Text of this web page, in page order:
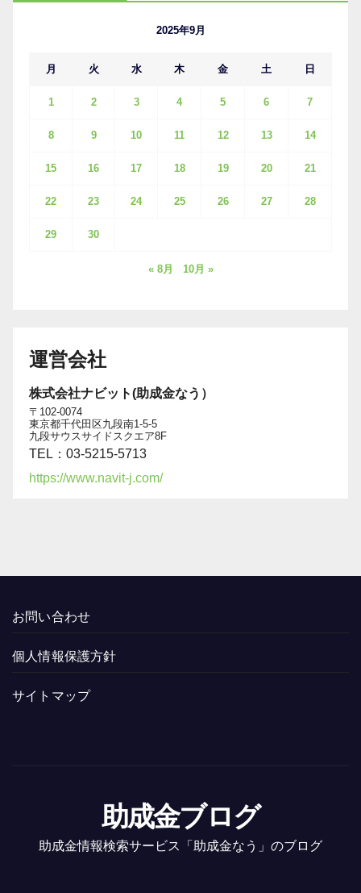
2025年9月
月 火 水 木 金 土 日
1 2 3 4 5 6 7
8 9 10 11 12 13 14
15 16 17 18 19 20 21
22 23 24 25 26 27 28
29 30
« 8月 10月 »
運営会社
株式会社ナビット(助成金なう）
〒102-0074
東京都千代田区九段南1-5-5
九段サウスサイドスクエア8F
TEL：03-5215-5713
https://www.navit-j.com/
お問い合わせ
個人情報保護方針
サイトマップ
助成金ブログ
助成金情報検索サービス「助成金なう」のブログ